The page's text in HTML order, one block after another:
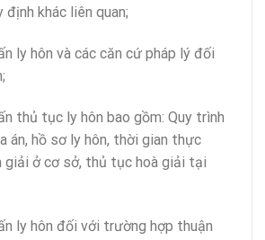
định khác liên quan;
ly hôn và các căn cứ pháp lý đối
thủ tục ly hôn bao gồm: Quy trình
án, hồ sơ ly hôn, thời gian thực
giải ở cơ sở, thủ tục hoà giải tại
ly hôn đối với trường hợp thuận